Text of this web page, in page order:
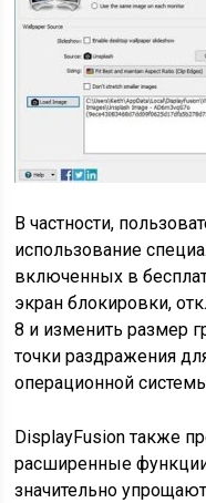
В частности,
использование
включенных в
экран блокировки,
8 и изменить размер
точки раздражения
операционной
DisplayFusion также
расширенные
значительно